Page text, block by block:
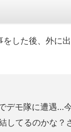
した後、外に
デモ隊に遭遇…
してるのかな？